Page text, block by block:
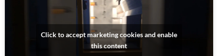
Click to accept marketing cookies and enable
this content